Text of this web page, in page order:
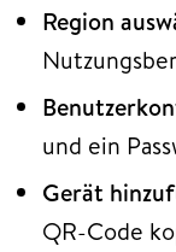
Region
und ein
Gerät
QR-Code